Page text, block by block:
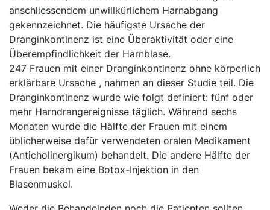
anschliessendem unwillkürlichem Harnabgang
gekennzeichnet. Die häufigste Ursache der
Dranginkontinenz ist eine Überaktivität oder eine
Überempfindlichkeit der Harnblase.
247 Frauen mit einer Dranginkontinenz ohne körperlich
erklärbare Ursache , nahmen an dieser Studie teil. Die
Dranginkontinenz wurde wie folgt definiert: fünf oder
mehr Harndrangereignisse täglich. Während sechs
Monaten wurde die Hälfte der Frauen mit einem
üblicherweise dafür verwendeten oralen Medikament
(Anticholinergikum) behandelt. Die andere Hälfte der
Frauen bekam eine Botox-Injektion in den
Blasenmuskel.